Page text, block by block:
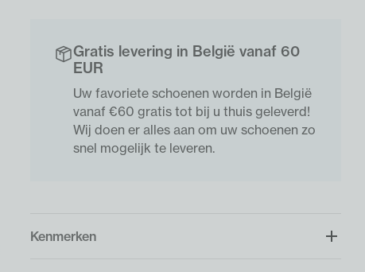
Gratis levering in België vanaf 60
EUR
Uw favoriete schoenen worden in België
vanaf €60 gratis tot bij u thuis geleverd!
Wij doen er alles aan om uw schoenen zo
snel mogelijk te leveren.
Kenmerken